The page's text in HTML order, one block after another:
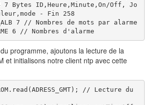
7 Bytes ID,Heure,Minute,On/Off, Jo
- Fin 258
7 // Nombres de mots par alarme
6 // Nombres d'alarme
programme, ajoutons la lecture de la
et initialisons notre client ntp avec cette
// Lecture du